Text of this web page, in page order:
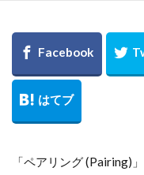
「ペアリング (Pairing)